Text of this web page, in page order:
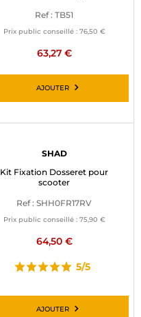
Ref : TB51
Prix public conseillé : 76,50 €
63,27 €
AJOUTER
SHAD
Kit Fixation Dosseret pour
scooter
Ref : SHH0FR17RV
Prix public conseillé : 75,90 €
64,50 €
5/5
AJOUTER